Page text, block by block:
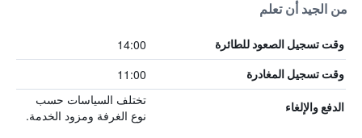
من الجيد أن تعلم
وقت تسجيل الصعود للطائرة 14:00
وقت تسجيل المغادرة 11:00
الدفع والإلغاء
تختلف السياسات حسب
نوع الغرفة ومزود الخدمة.